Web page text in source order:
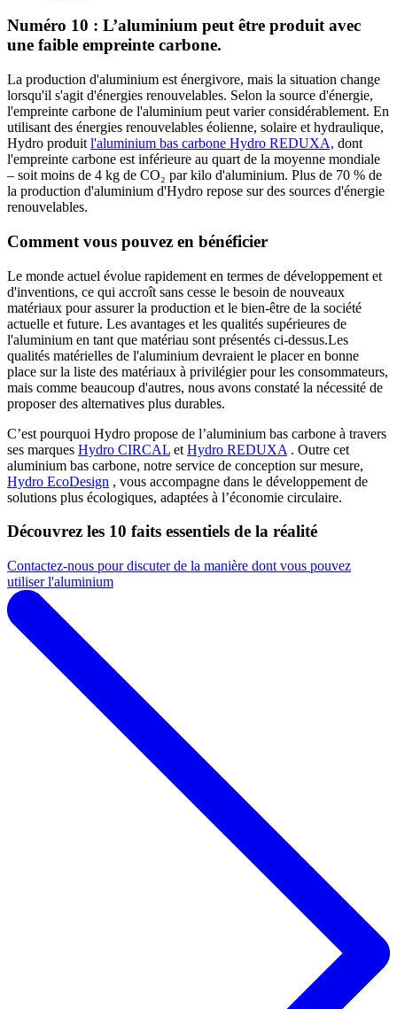
Numéro 10 : L’aluminium peut être produit avec
une faible empreinte carbone.
La production d'aluminium est énergivore, mais la situation change
lorsqu'il s'agit d'énergies renouvelables. Selon la source d'énergie,
l'empreinte carbone de l'aluminium peut varier considérablement. En
utilisant des énergies renouvelables éolienne, solaire et hydraulique,
Hydro produit l'aluminium bas carbone Hydro REDUXA, dont
l'empreinte carbone est inférieure au quart de la moyenne mondiale
– soit moins de 4 kg de CO₂ par kilo d'aluminium. Plus de 70 % de
la production d'aluminium d'Hydro repose sur des sources d'énergie
renouvelables.
Comment vous pouvez en bénéficier
Le monde actuel évolue rapidement en termes de développement et
d'inventions, ce qui accroît sans cesse le besoin de nouveaux
matériaux pour assurer la production et le bien-être de la société
actuelle et future. Les avantages et les qualités supérieures de
l'aluminium en tant que matériau sont présentés ci-dessus.Les
qualités matérielles de l'aluminium devraient le placer en bonne
place sur la liste des matériaux à privilégier pour les consommateurs,
mais comme beaucoup d'autres, nous avons constaté la nécessité de
proposer des alternatives plus durables.
C’est pourquoi Hydro propose de l’aluminium bas carbone à travers
ses marques Hydro CIRCAL et Hydro REDUXA . Outre cet
aluminium bas carbone, notre service de conception sur mesure,
Hydro EcoDesign , vous accompagne dans le développement de
solutions plus écologiques, adaptées à l’économie circulaire.
Découvrez les 10 faits essentiels de la réalité
Contactez-nous pour discuter de la manière dont vous pouvez
utiliser l'aluminium